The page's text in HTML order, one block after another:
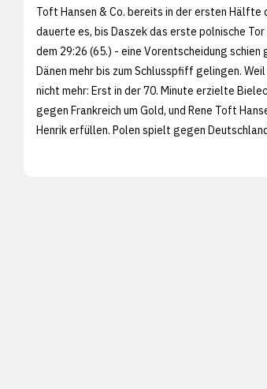
Toft Hansen & Co. bereits in der ersten Hälfte
dauerte es, bis Daszek das erste polnische
dem 29:26 (65.) - eine Vorentscheidung
Dänen mehr bis zum Schlusspfiff gelingen.
nicht mehr: Erst in der 70. Minute erzielte
gegen Frankreich um Gold, und Rene Toft
Henrik erfüllen. Polen spielt gegen